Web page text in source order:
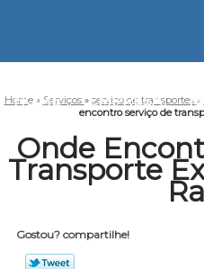
HOME EMPRESA
Home » Serviços » serviço de transportes »
encontro serviço de
Onde
Transporte
Gostou? compartilhe!